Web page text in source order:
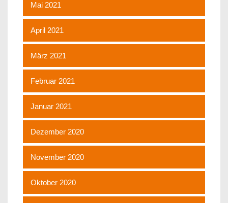
Mai 2021
April 2021
März 2021
Februar 2021
Januar 2021
Dezember 2020
November 2020
Oktober 2020